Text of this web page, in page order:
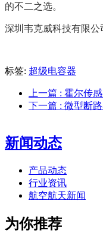
的不二之选。
深圳韦克威科技有限公
标签: 超级电容器
上一篇 : 霍尔传
下一篇 : 微型断
新闻动态
产品动态
行业资讯
航空航天新闻
为你推荐